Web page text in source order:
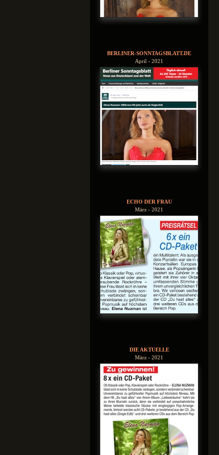
BERLINER-SONNTAGSBLATT.DE
April - 2021
ECHO DER FRAU
März - 2021
DIE AKTUELLE
März - 2021